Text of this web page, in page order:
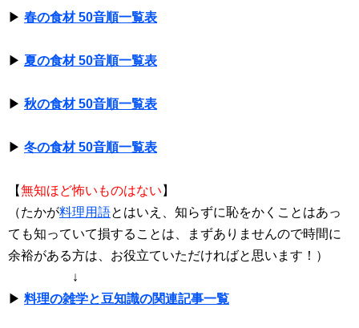
▶ 春の食材 50音順一覧表
▶ 夏の食材 50音順一覧表
▶ 秋の食材 50音順一覧表
▶ 冬の食材 50音順一覧表
【無知ほど怖いものはない 】
（たかが料理用語とはいえ、知らずに恥をかくことはあっ
ても知っていて損することは、まずありませんので時間に
余裕がある方は、お役立ていただければと思います！）
↓
▶ 料理の雑学と豆知識の関連記事一覧